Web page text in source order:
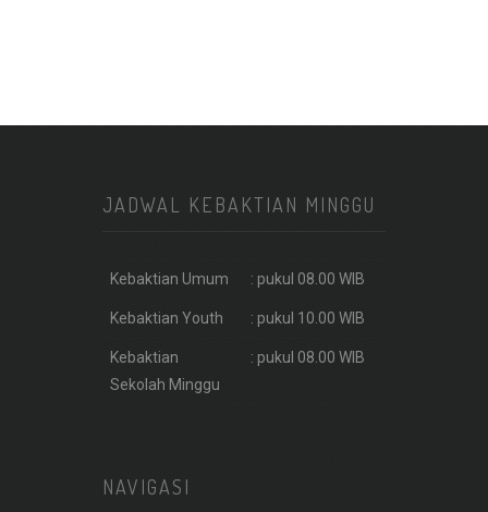
JADWAL KEBAKTIAN MINGGU
Kebaktian Umum : pukul 08.00 WIB
Kebaktian Youth : pukul 10.00 WIB
Kebaktian
Sekolah Minggu
: pukul 08.00 WIB
NAVIGASI